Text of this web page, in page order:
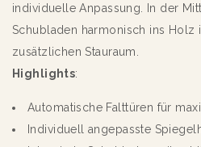
individuelle Anpassung. In der
Schubladen harmonisch ins Holz
zusätzlichen Stauraum.
Highlights:
Automatische Falttüren für
Individuell angepasste